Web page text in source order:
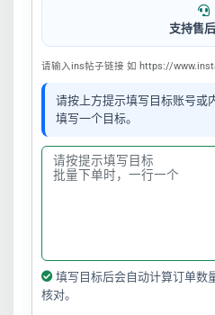
支持售
请输入ins帖子链接 如 https://
请按上方提示填写目标账号或
填写一个目标。
填写目标后会自动计算订单数
核对。